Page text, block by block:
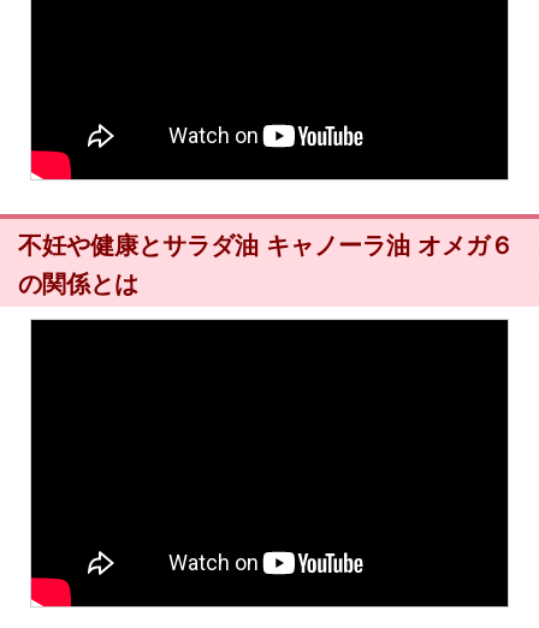
不妊や健康とサラダ油 キャノーラ油 オメガ６
の関係とは